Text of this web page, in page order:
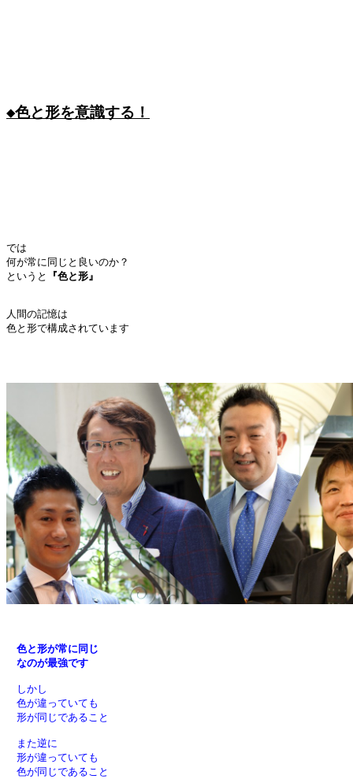
では
何が常に同じと良いのか？
というと
人間の記憶は
色と形で構成されています
色と形が常に同じ
なのが最強です
しかし
色が違っていても
形が同じであること
また逆に
形が違っていても
色が同じであること